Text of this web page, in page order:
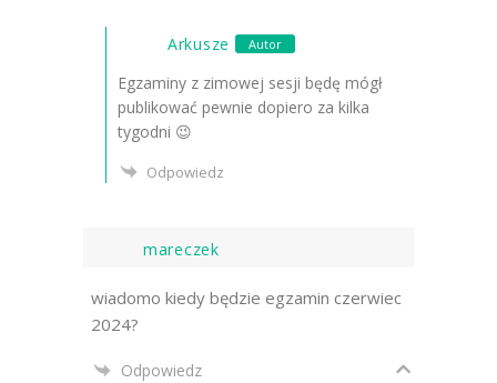
Arkusze Autor
Egzaminy z zimowej sesji będę mógł
publikować pewnie dopiero za kilka
tygodni 😉
Odpowiedz
mareczek
wiadomo kiedy będzie egzamin czerwiec
2024?
Odpowiedz